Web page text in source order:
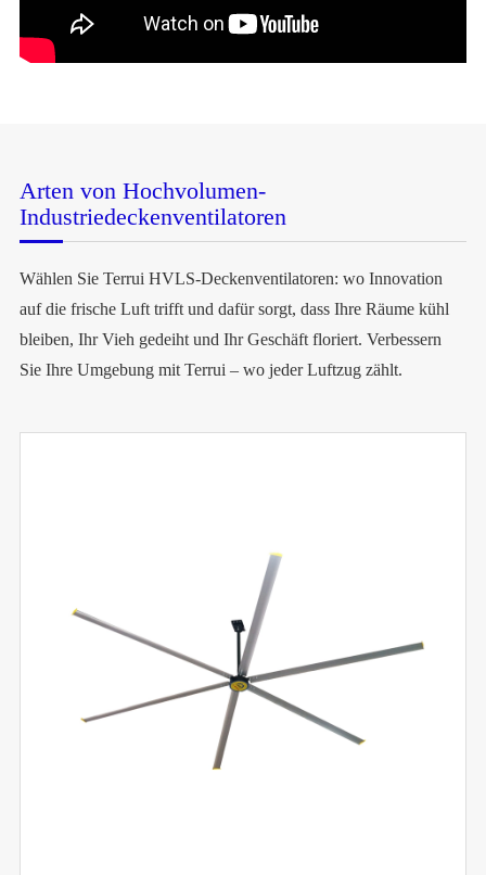
Arten von Hochvolumen-
Industriedeckenventilatoren
Wählen Sie Terrui HVLS-Deckenventilatoren: wo Innovation
auf die frische Luft trifft und dafür sorgt, dass Ihre Räume kühl
bleiben, Ihr Vieh gedeiht und Ihr Geschäft floriert. Verbessern
Sie Ihre Umgebung mit Terrui – wo jeder Luftzug zählt.